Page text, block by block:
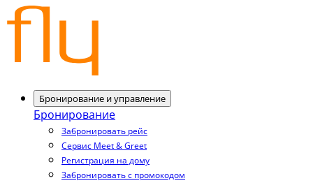
Бронирование и управление
Бронирование
Забронировать рейс
Сервис Meet & Greet
Регистрация на дому
Забронировать с промокодом